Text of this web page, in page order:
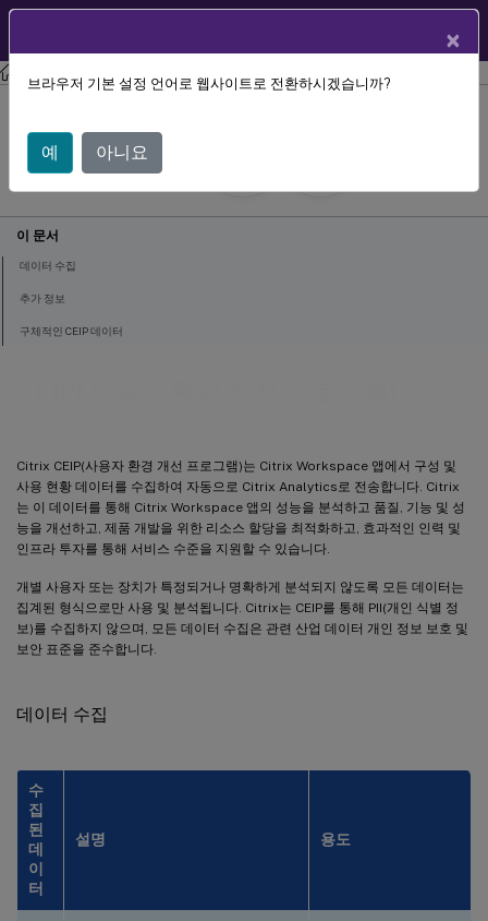
Citrix Workspace 앱 ChromeOS용 Citrix Workspace 앱
Citrix CEIP(사용자 환경 개선 프로그램)는 Citrix Workspace 앱에서 구성 및
사용 현황 데이터를 수집하여 자동으로 Citrix Analytics로 전송합니다. Citrix
는 이 데이터를 통해 Citrix Workspace 앱의 성능을 분석하고 품질, 기능 및 성
능을 개선하고, 제품 개발을 위한 리소스 할당을 최적화하고, 효과적인 인력 및
인프라 투자를 통해 서비스 수준을 지원할 수 있습니다.
개별 사용자 또는 장치가 특정되거나 명확하게 분석되지 않도록 모든 데이터는
집계된 형식으로만 사용 및 분석됩니다. Citrix는 CEIP를 통해 PII(개인 식별 정
보)를 수집하지 않으며, 모든 데이터 수집은 관련 산업 데이터 개인 정보 보호 및
보안 표준을 준수합니다.
데이터 수집
수
집
된
데
이
터
설명 용도
CEIP(사용자 환경 개선 프로그램)
April 30, 2025
이 문서
데이터 수집
추가 정보
구체적인 CEIP 데이터
×
브라우저 기본 설정 언어로 웹사이트로 전환하시겠습니까?
예 아니요